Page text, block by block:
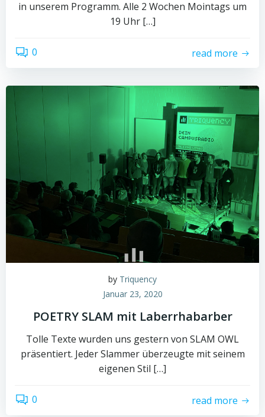
in unserem Programm. Alle 2 Wochen Mointags um
19 Uhr […]
0 read more
by Triquency
Januar 23, 2020
POETRY SLAM mit Laberrhabarber
Tolle Texte wurden uns gestern von SLAM OWL
präsentiert. Jeder Slammer überzeugte mit seinem
eigenen Stil […]
0 read more